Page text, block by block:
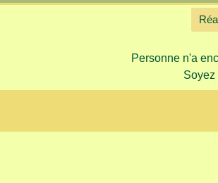
Personne n'a
Soyez